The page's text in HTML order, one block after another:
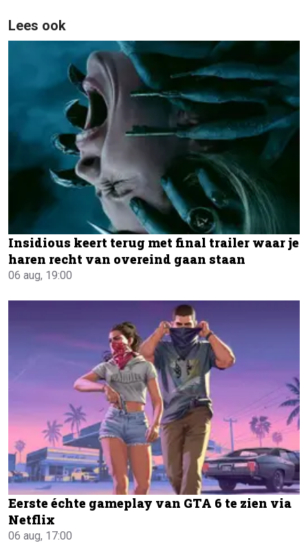
Lees ook
Insidious keert terug met final trailer waar je
haren recht van overeind gaan staan
06 aug, 19:00
Eerste échte gameplay van GTA 6 te zien via
Netflix
06 aug, 17:00